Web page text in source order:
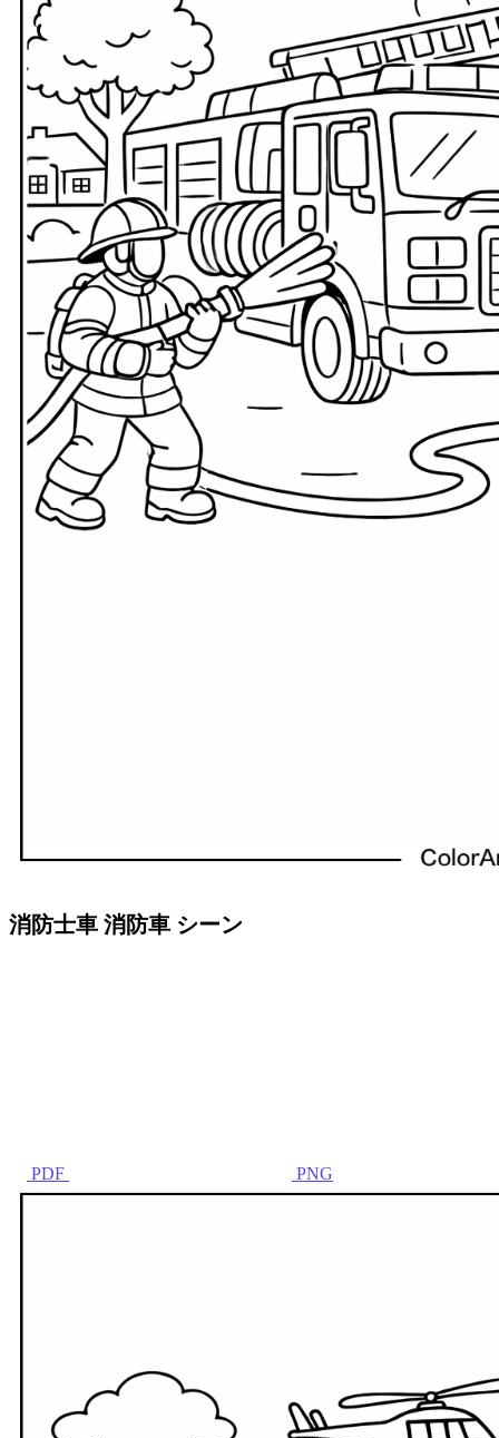
消防士車 消防車 シーン
PDF PNG